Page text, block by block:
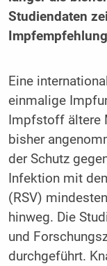
Studiendaten
Eine
einmalige
Impfstoff ältere
bisher
der Schutz
Infektion mit
(RSV)
hinweg. Die
und
durchgeführt.